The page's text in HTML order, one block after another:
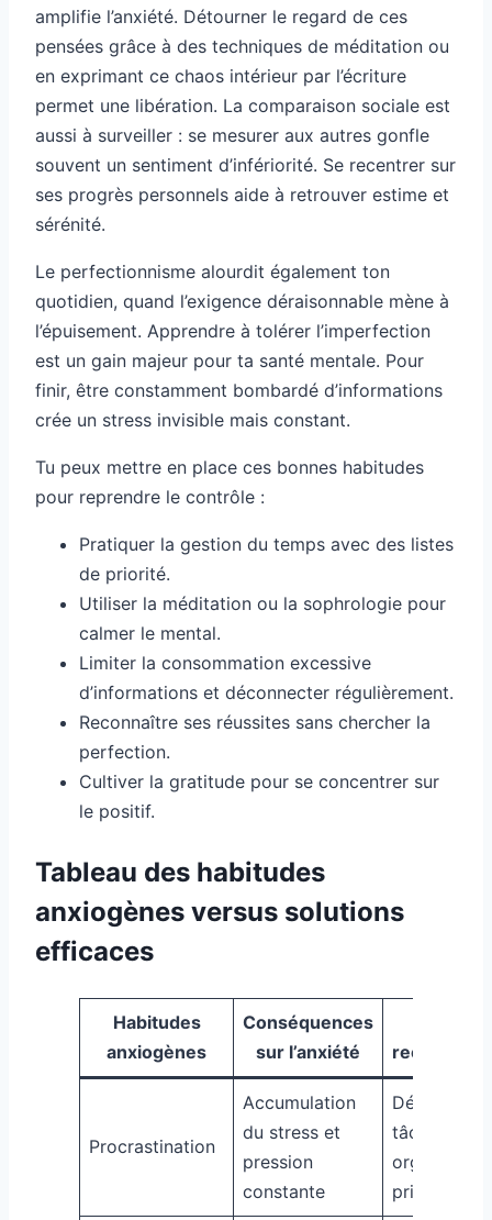
amplifie l’anxiété. Détourner le regard de ces
pensées grâce à des techniques de méditation ou
en exprimant ce chaos intérieur par l’écriture
permet une libération. La comparaison sociale est
aussi à surveiller : se mesurer aux autres gonfle
souvent un sentiment d’infériorité. Se recentrer sur
ses progrès personnels aide à retrouver estime et
sérénité.
Le perfectionnisme alourdit également ton
quotidien, quand l’exigence déraisonnable mène à
l’épuisement. Apprendre à tolérer l’imperfection
est un gain majeur pour ta santé mentale. Pour
finir, être constamment bombardé d’informations
crée un stress invisible mais constant.
Tu peux mettre en place ces bonnes habitudes
pour reprendre le contrôle :
Pratiquer la gestion du temps avec des listes
de priorité.
Utiliser la méditation ou la sophrologie pour
calmer le mental.
Limiter la consommation excessive
d’informations et déconnecter régulièrement.
Reconnaître ses réussites sans chercher la
perfection.
Cultiver la gratitude pour se concentrer sur
le positif.
Tableau des habitudes
anxiogènes versus solutions
efficaces
Habitudes
anxiogènes
Conséquences
sur l’anxiété
Procrastination
Accumulation
du stress et
pression
constante
Découper
tâches,
organiser
priorités